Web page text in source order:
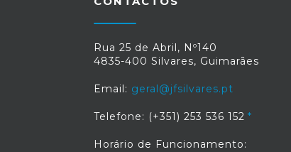
Rua 25 de Abril, Nº140
4835-400 Silvares, Guimarães
Email: geral@jfsilvares.pt
Telefone: (+351) 253 536 152
Horário de Funcionamento: